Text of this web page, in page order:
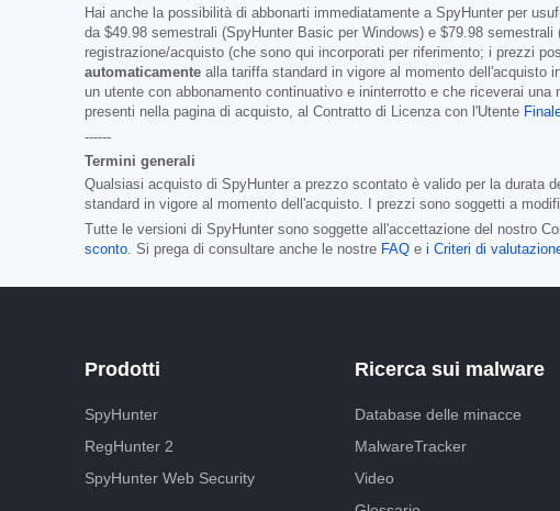
Hai anche la possibilità di abbonarti immediatamente a SpyHunter per
da $49.98 semestrali (SpyHunter Basic per Windows) e $79.98 semestrali
registrazione/acquisto (che sono qui incorporati per riferimento; i prezzi
automaticamente alla tariffa standard in vigore al momento dell'acquisto
un utente con abbonamento continuativo e ininterrotto e che riceverai
presenti nella pagina di acquisto, al Contratto di Licenza con l'Utente
------
Termini generali
Qualsiasi acquisto di SpyHunter a prezzo scontato è valido per la durata
standard in vigore al momento dell'acquisto. I prezzi sono soggetti a
Tutte le versioni di SpyHunter sono soggette all'accettazione del nostro
sconto . Si prega di consultare anche le nostre FAQ e i Criteri di
Prodotti
SpyHunter
RegHunter 2
SpyHunter Web Security
Ricerca sui malware
Database delle minacce
MalwareTracker
Video